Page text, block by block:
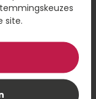
8,99
site.